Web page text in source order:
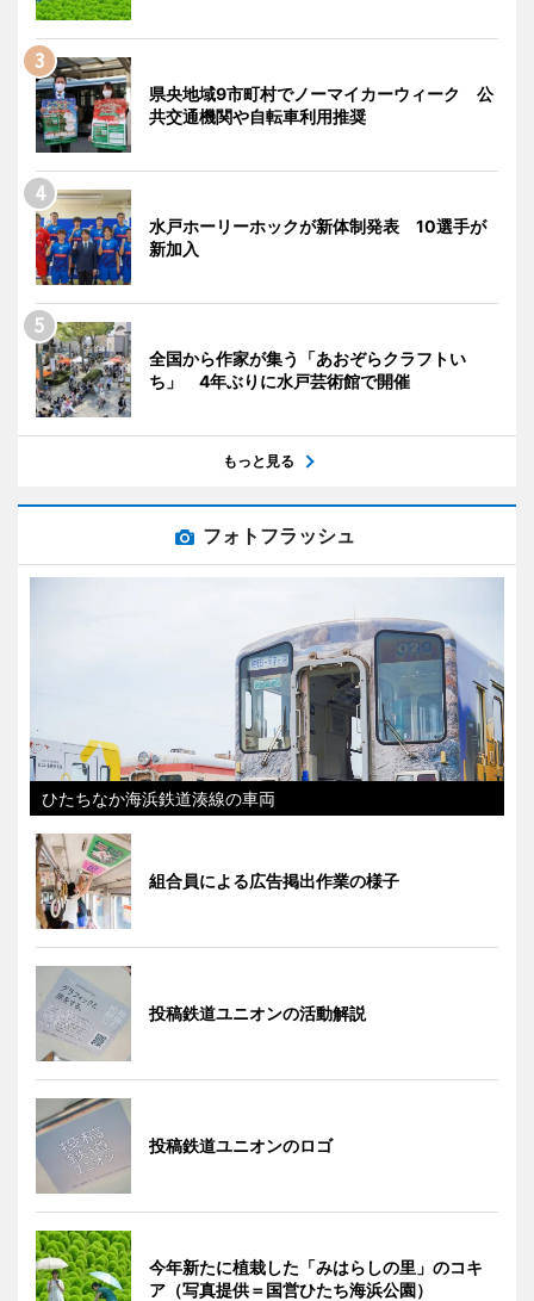
県央地域9市町村でノーマイカーウィーク 公
共交通機関や自転車利用推奨
水戸ホーリーホックが新体制発表 10選手が
新加入
全国から作家が集う「あおぞらクラフトい
ち」 4年ぶりに水戸芸術館で開催
もっと見る
フォトフラッシュ
ひたちなか海浜鉄道湊線の車両
組合員による広告掲出作業の様子
投稿鉄道ユニオンの活動解説
投稿鉄道ユニオンのロゴ
今年新たに植栽した「みはらしの里」のコキ
ア（写真提供＝国営ひたち海浜公園）